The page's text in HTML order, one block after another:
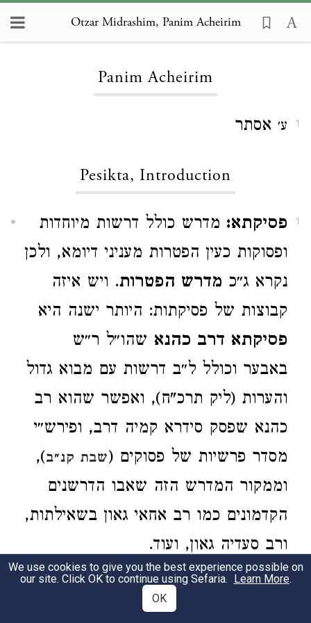
Otzar Midrashim, Panim Acheirim
Panim Acheirim
1 ע׳ אסתר
Pesikta, Introduction
1 פסיקתא: מדרש כולל דרשות מיוחדות
ופסוקות כעין הפטרות מעניני דיומא, ולכן
נקרא ג״כ מדרש הפטרות. ויש איזה
קבוצות של פסיקתות: היותר ישנה היא
פסיקתא דרב כהנא שהו״ל ר״ש
באבער וכולל ל״ב דרשות עם מבוא גדול
והערות (ליק תרכ"ח), ואפשר שהוא רב
כהנא שפסק סידרא קמיה דרב, ופירש״י
מסדר פרשיות של פסוקים (שבת קנ״ב),
וממקור המדרש הזה שאבו הדרשנים
הקדמונים כמו רב אחאי גאון בשאילתות,
ורב סעדיה גאון, ועוד.
פסיקתא רבתי:הוא מדרש הלכה והגדה
We use cookies to give you the best experience possible on
our site. Click OK to continue using Sefaria. Learn More.
OK